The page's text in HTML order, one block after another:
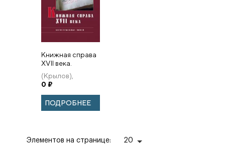
Книжная справа
XVII века.
Богослужебные
Минеи
(Крылов),
протоиерей Г.
0 ₽
ПОДРОБНЕЕ
Элементов на странице: 20